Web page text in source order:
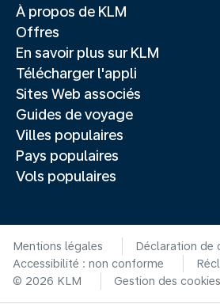
À propos de KLM
Offres
En savoir plus sur KLM
Télécharger l'appli
Sites Web associés
Guides de voyage
Villes populaires
Pays populaires
Vols populaires
Mentions légales
Déclaration de
Accessibilité : non conforme
© 2026 KLM
Gestion des cookies